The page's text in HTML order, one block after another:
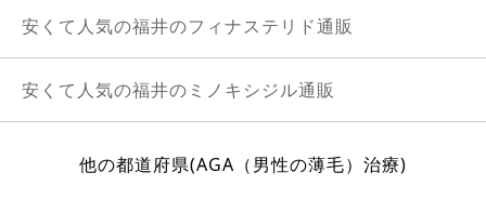
安くて人気の福井のフィナステリド通販
安くて人気の福井のミノキシジル通販
他の都道府県(AGA（男性の薄毛）治療)